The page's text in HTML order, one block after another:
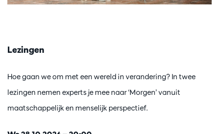
Lezingen
Hoe gaan we om met een wereld in verandering? In twee
lezingen nemen experts je mee naar ‘Morgen’ vanuit
maatschappelijk en menselijk perspectief.